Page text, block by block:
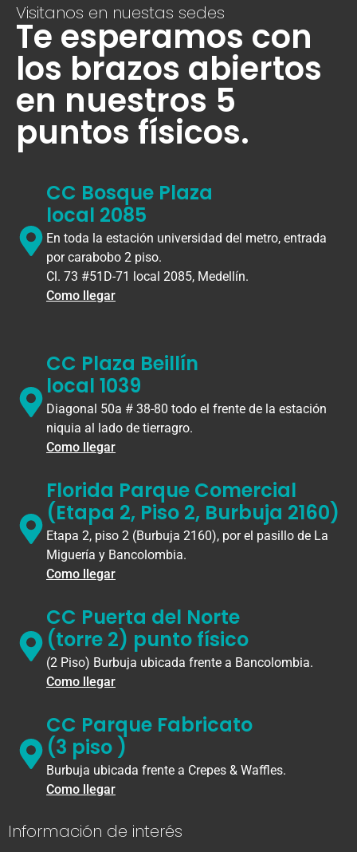
Visitanos en nuestas sedes
Te esperamos con
los brazos abiertos
en nuestros 5
puntos físicos.
CC Bosque Plaza
local 2085
En toda la estación universidad del metro, entrada
por carabobo 2 piso.
Cl. 73 #51D-71 local 2085, Medellín.
Como llegar
CC Plaza Beillín
local 1039
Diagonal 50a # 38-80 todo el frente de la estación
niquia al lado de tierragro.
Como llegar
Florida Parque Comercial
(Etapa 2, Piso 2, Burbuja 2160)
Etapa 2, piso 2 (Burbuja 2160), por el pasillo de La
Miguería y Bancolombia.
Como llegar
CC Puerta del Norte
(torre 2) punto físico
(2 Piso) Burbuja ubicada frente a Bancolombia.
Como llegar
CC Parque Fabricato
(3 piso )
Burbuja ubicada frente a Crepes & Waffles.
Como llegar
Información de interés